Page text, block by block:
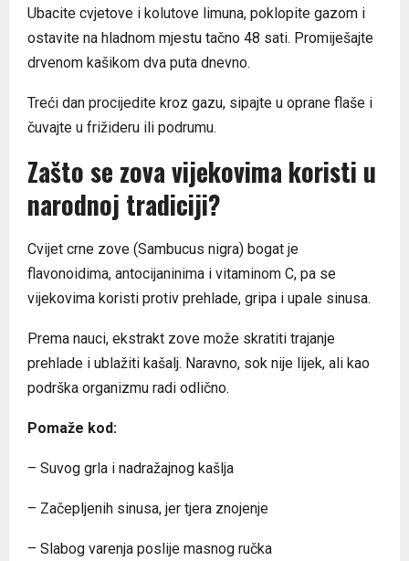
Ubacite cvjetove i kolutove limuna, poklopite gazom i
ostavite na hladnom mjestu tačno 48 sati. Promiješajte
drvenom kašikom dva puta dnevno.
Treći dan procijedite kroz gazu, sipajte u oprane flaše i
čuvajte u frižideru ili podrumu.
Zašto se zova vijekovima koristi u
narodnoj tradiciji?
Cvijet crne zove (Sambucus nigra) bogat je
flavonoidima, antocijaninima i vitaminom C, pa se
vijekovima koristi protiv prehlade, gripa i upale sinusa.
Prema nauci, ekstrakt zove može skratiti trajanje
prehlade i ublažiti kašalj. Naravno, sok nije lijek, ali kao
podrška organizmu radi odlično.
Pomaže kod:
– Suvog grla i nadražajnog kašlja
– Začepljenih sinusa, jer tjera znojenje
– Slabog varenja poslije masnog ručka